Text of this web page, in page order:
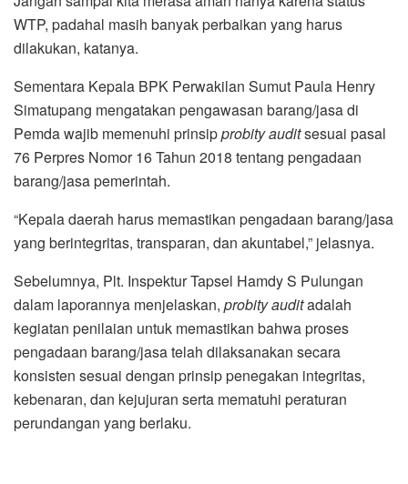
WTP, padahal masih banyak perbaikan yang harus
dilakukan, katanya.
Sementara Kepala BPK Perwakilan Sumut Paula Henry
Simatupang mengatakan pengawasan barang/jasa di
Pemda wajib memenuhi prinsipprobity auditsesuai pasal
76 Perpres Nomor 16 Tahun 2018 tentang pengadaan
barang/jasa pemerintah.
“Kepala daerah harus memastikan pengadaan barang/jasa
yang berintegritas, transparan, dan akuntabel,” jelasnya.
Sebelumnya, Plt. Inspektur Tapsel Hamdy S Pulungan
dalam laporannya menjelaskan, probity auditadalah
kegiatan penilaian untuk memastikan bahwa proses
pengadaan barang/jasa telah dilaksanakan secara
konsisten sesuai dengan prinsip penegakan integritas,
kebenaran, dan kejujuran serta mematuhi peraturan
perundangan yang berlaku.